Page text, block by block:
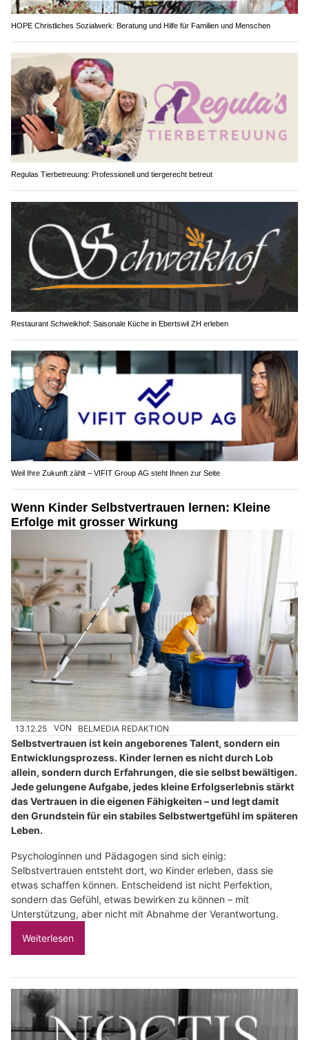
HOPE Christliches Sozialwerk: Beratung und Hilfe für Familien und Menschen
Regulas Tierbetreuung: Professionell und tiergerecht betreut
Restaurant Schweikhof: Saisonale Küche in Ebertswil ZH erleben
Weil Ihre Zukunft zählt – VIFIT Group AG steht Ihnen zur Seite
Wenn Kinder Selbstvertrauen lernen: Kleine
Erfolge mit grosser Wirkung
13.12.25 VON BELMEDIA REDAKTION
Selbstvertrauen ist kein angeborenes Talent, sondern ein
Entwicklungsprozess. Kinder lernen es nicht durch Lob
allein, sondern durch Erfahrungen, die sie selbst bewältigen.
Jede gelungene Aufgabe, jedes kleine Erfolgserlebnis stärkt
das Vertrauen in die eigenen Fähigkeiten – und legt damit
den Grundstein für ein stabiles Selbstwertgefühl im späteren
Leben.
Psychologinnen und Pädagogen sind sich einig:
Selbstvertrauen entsteht dort, wo Kinder erleben, dass sie
etwas schaffen können. Entscheidend ist nicht Perfektion,
sondern das Gefühl, etwas bewirken zu können – mit
Unterstützung, aber nicht mit Abnahme der Verantwortung.
Weiterlesen